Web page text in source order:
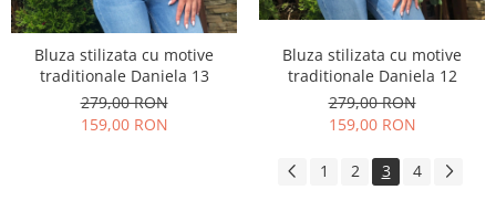
Bluza stilizata cu motive
traditionale Daniela 13
279,00 RON
159,00 RON
Bluza stilizata cu motive
traditionale Daniela 12
279,00 RON
159,00 RON
1 2 3 4